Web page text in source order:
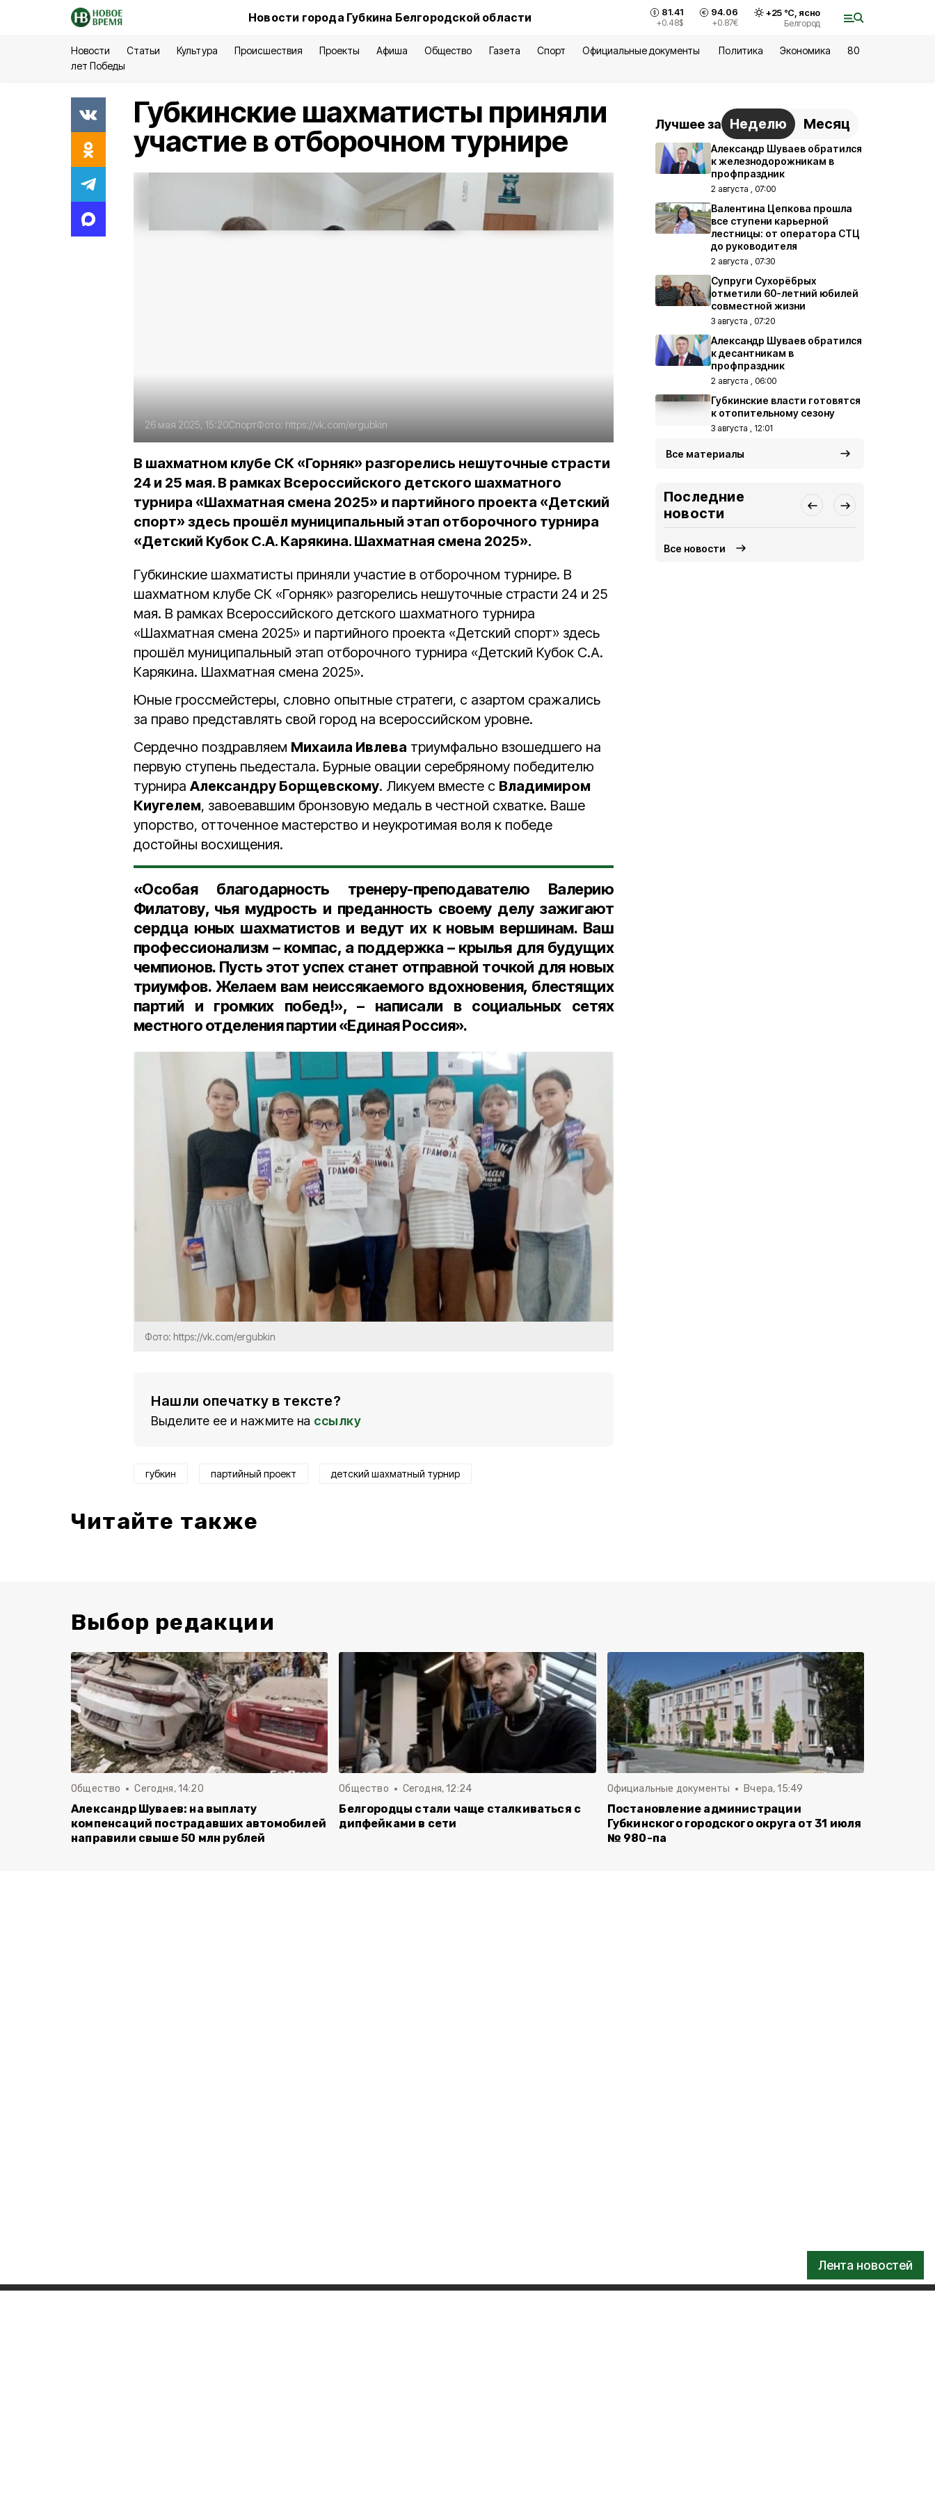
Новости города Губкина Белгородской области 81.41
+0.48$
94.06
+0.87€
+25°С, ясно
Белгород
Новости Статьи Культура Происшествия Проекты Афиша Общество Газета Спорт Официальные документы Политика Экономика
80
лет Победы
Лента новостей
Губкинские шахматисты приняли
участие в отборочном турнире
26 мая 2025, 15:20СпортФото: https://vk.com/ergubkin
В шахматном клубе СК «Горняк» разгорелись нешуточные страсти
24 и 25 мая. В рамках Всероссийского детского шахматного
турнира «Шахматная смена 2025» и партийного проекта «Детский
спорт» здесь прошёл муниципальный этап отборочного турнира
«Детский Кубок С.А. Карякина. Шахматная смена 2025».
Губкинские шахматисты приняли участие в отборочном турнире. В
шахматном клубе СК «Горняк» разгорелись нешуточные страсти 24 и 25
мая. В рамках Всероссийского детского шахматного турнира
«Шахматная смена 2025» и партийного проекта «Детский спорт» здесь
прошёл муниципальный этап отборочного турнира «Детский Кубок С.А.
Карякина. Шахматная смена 2025».
Юные гроссмейстеры, словно опытные стратеги, с азартом сражались
за право представлять свой город на всероссийском уровне.
Сердечно поздравляем Михаила Ивлева триумфально взошедшего на
первую ступень пьедестала. Бурные овации серебряному победителю
турнира Александру Борщевскому. Ликуем вместе с Владимиром
Киугелем, завоевавшим бронзовую медаль в честной схватке. Ваше
упорство, отточенное мастерство и неукротимая воля к победе
достойны восхищения.
«Особая благодарность тренеру-преподавателю Валерию
Филатову, чья мудрость и преданность своему делу зажигают
сердца юных шахматистов и ведут их к новым вершинам. Ваш
профессионализм – компас, а поддержка – крылья для будущих
чемпионов. Пусть этот успех станет отправной точкой для новых
триумфов. Желаем вам неиссякаемого вдохновения, блестящих
партий и громких побед!», – написали в социальных сетях
местного отделения партии «Единая Россия».
Фото: https://vk.com/ergubkin
Нашли опечатку в тексте?
Выделите ее и нажмите на ссылку
губкин партийный проект детский шахматный турнир
Читайте также
Лучшее за Неделю Месяц
Александр Шуваев обратился
к железнодорожникам в
профпраздник
2 августа , 07:00
Валентина Цепкова прошла
все ступени карьерной
лестницы: от оператора СТЦ
до руководителя
2 августа , 07:30
Супруги Сухорёбрых
отметили 60-летний юбилей
совместной жизни
3 августа , 07:20
Александр Шуваев обратился
к десантникам в
профпраздник
2 августа , 06:00
Губкинские власти готовятся
к отопительному сезону
3 августа , 12:01
Все материалы
Последние
новости
Все новости
Выбор редакции
Общество Сегодня, 14:20
Александр Шуваев: на выплату
компенсаций пострадавших автомобилей
направили свыше 50 млн рублей
Общество Сегодня, 12:24
Белгородцы стали чаще сталкиваться с
дипфейками в сети
Официальные документы Вчера, 15:49
Постановление администрации
Губкинского городского округа от 31 июля
№ 980-па